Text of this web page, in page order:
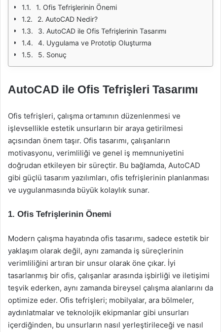
1. Ofis Tefrişlerinin Önemi
2. AutoCAD Nedir?
3. AutoCAD ile Ofis Tefrişlerinin Tasarımı
4. Uygulama ve Prototip Oluşturma
5. Sonuç
AutoCAD ile Ofis Tefrişleri Tasarımı
Ofis tefrişleri, çalışma ortamının düzenlenmesi ve
işlevsellikle estetik unsurların bir araya getirilmesi
açısından önem taşır. Ofis tasarımı, çalışanların
motivasyonu, verimliliği ve genel iş memnuniyetini
doğrudan etkileyen bir süreçtir. Bu bağlamda, AutoCAD
gibi güçlü tasarım yazılımları, ofis tefrişlerinin planlanması
ve uygulanmasında büyük kolaylık sunar.
1. Ofis Tefrişlerinin Önemi
Modern çalışma hayatında ofis tasarımı, sadece estetik bir
yaklaşım olarak değil, aynı zamanda iş süreçlerinin
verimliliğini artıran bir unsur olarak öne çıkar. İyi
tasarlanmış bir ofis, çalışanlar arasında işbirliği ve iletişimi
teşvik ederken, aynı zamanda bireysel çalışma alanlarını da
optimize eder. Ofis tefrişleri; mobilyalar, ara bölmeler,
aydınlatmalar ve teknolojik ekipmanlar gibi unsurları
içerdiğinden, bu unsurların nasıl yerleştirileceği ve nasıl